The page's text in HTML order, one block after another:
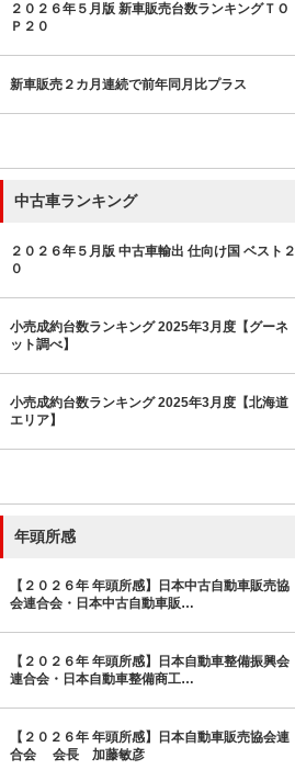
２０２６年５月版 新車販売台数ランキングＴＯ
Ｐ２０
新車販売２カ月連続で前年同月比プラス
中古車ランキング
２０２６年５月版 中古車輸出 仕向け国 ベスト２
０
小売成約台数ランキング 2025年3月度【グーネ
ット調べ】
小売成約台数ランキング 2025年3月度【北海道
エリア】
年頭所感
【２０２６年 年頭所感】日本中古自動車販売協
会連合会・日本中古自動車販…
【２０２６年 年頭所感】日本自動車整備振興会
連合会・日本自動車整備商工…
【２０２６年 年頭所感】日本自動車販売協会連
合会 会長 加藤敏彦